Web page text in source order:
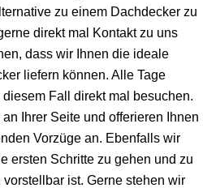
zu einem Dachdecker zu
direkt mal Kontakt zu uns
dass wir Ihnen die ideale
liefern können. Alle Tage
Fall direkt mal besuchen.
Ihrer Seite und offerieren Ihnen
Vorzüge an. Ebenfalls wir
ersten Schritte zu gehen und zu
ist. Gerne stehen wir